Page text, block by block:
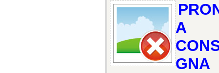
A
GNA